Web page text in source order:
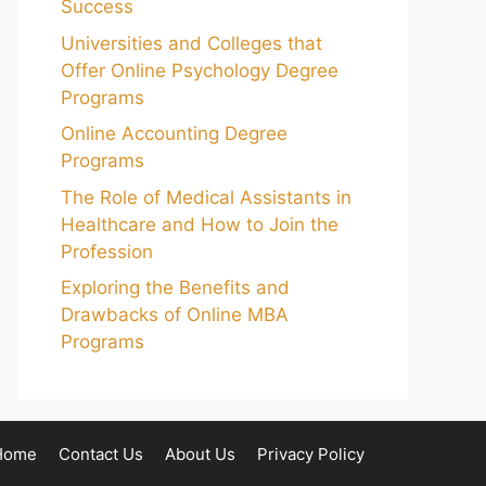
Success
Universities and Colleges that
Offer Online Psychology Degree
Programs
Online Accounting Degree
Programs
The Role of Medical Assistants in
Healthcare and How to Join the
Profession
Exploring the Benefits and
Drawbacks of Online MBA
Programs
Contact Us About Us Privacy Policy